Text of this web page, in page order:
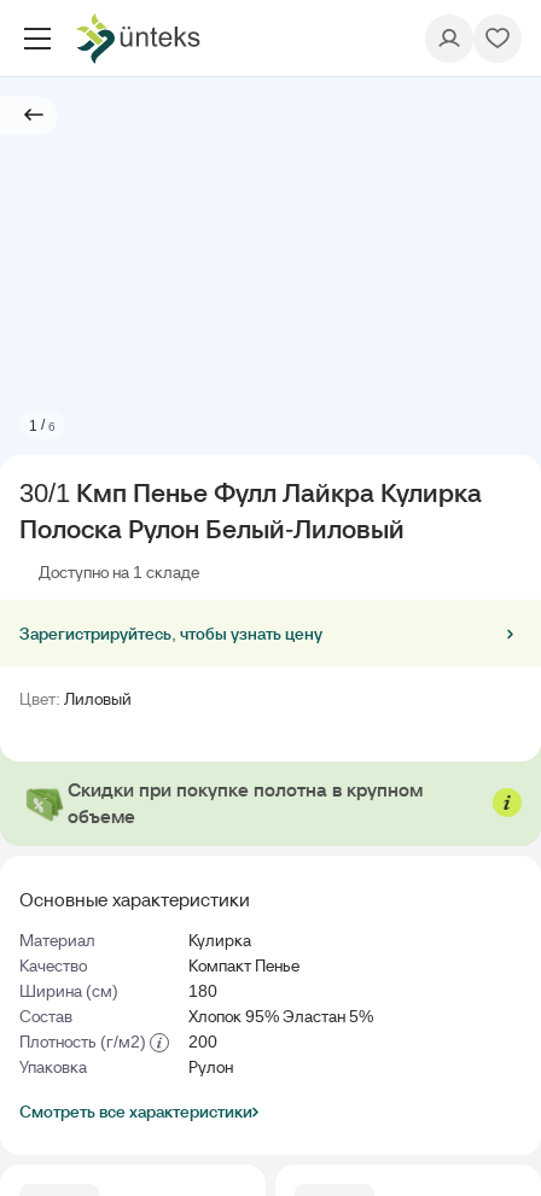
1 /6
Основные характеристики
Материал
Кулирка
Качество
Компакт Пенье
Ширина (см)
180
Состав
Хлопок 95% Эластан 5%
Плотность (г/м2)
200
Упаковка
Рулон
Смотреть все характеристики
30/1 Кмп Пенье Фулл Лайкра Кулирка
Полоска Рулон Белый-Лиловый
Доступно на 1 складе
Зарегистрируйтесь, чтобы узнать цену
Цвет: Лиловый
Скидки при покупке полотна в крупном
объеме